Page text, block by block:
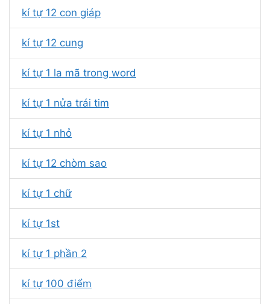
kí tự 12 con giáp
kí tự 12 cung
kí tự 1 la mã trong word
kí tự 1 nửa trái tim
kí tự 1 nhỏ
kí tự 12 chòm sao
kí tự 1 chữ
kí tự 1st
kí tự 1 phần 2
kí tự 100 điểm